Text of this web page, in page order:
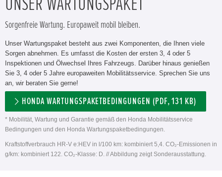
UNSER WARTUNGSPAKET
Sorgenfreie Wartung. Europaweit mobil bleiben.
Unser Wartungspaket besteht aus zwei Komponenten, die Ihnen viele
Sorgen abnehmen. Es umfasst die Kosten der ersten 3, 4 oder 5
Inspektionen und Ölwechsel Ihres Fahrzeugs. Darüber hinaus genießen
Sie 3, 4 oder 5 Jahre europaweiten Mobilitätsservice. Sprechen Sie uns
an, wir beraten Sie gerne!
HONDA WARTUNGSPAKETBEDINGUNGEN (PDF, 131 KB)
* Mobilität, Wartung und Garantie gemäß den Honda Mobilitätsservice
Bedingungen und den Honda Wartungspaketbedingungen.
Kraftstoffverbrauch HR-V e:HEV in l/100 km: kombiniert 5,4. CO₂-Emissionen in
g/km: kombiniert 122. CO₂-Klasse: D. // Abbildung zeigt Sonderausstattung.